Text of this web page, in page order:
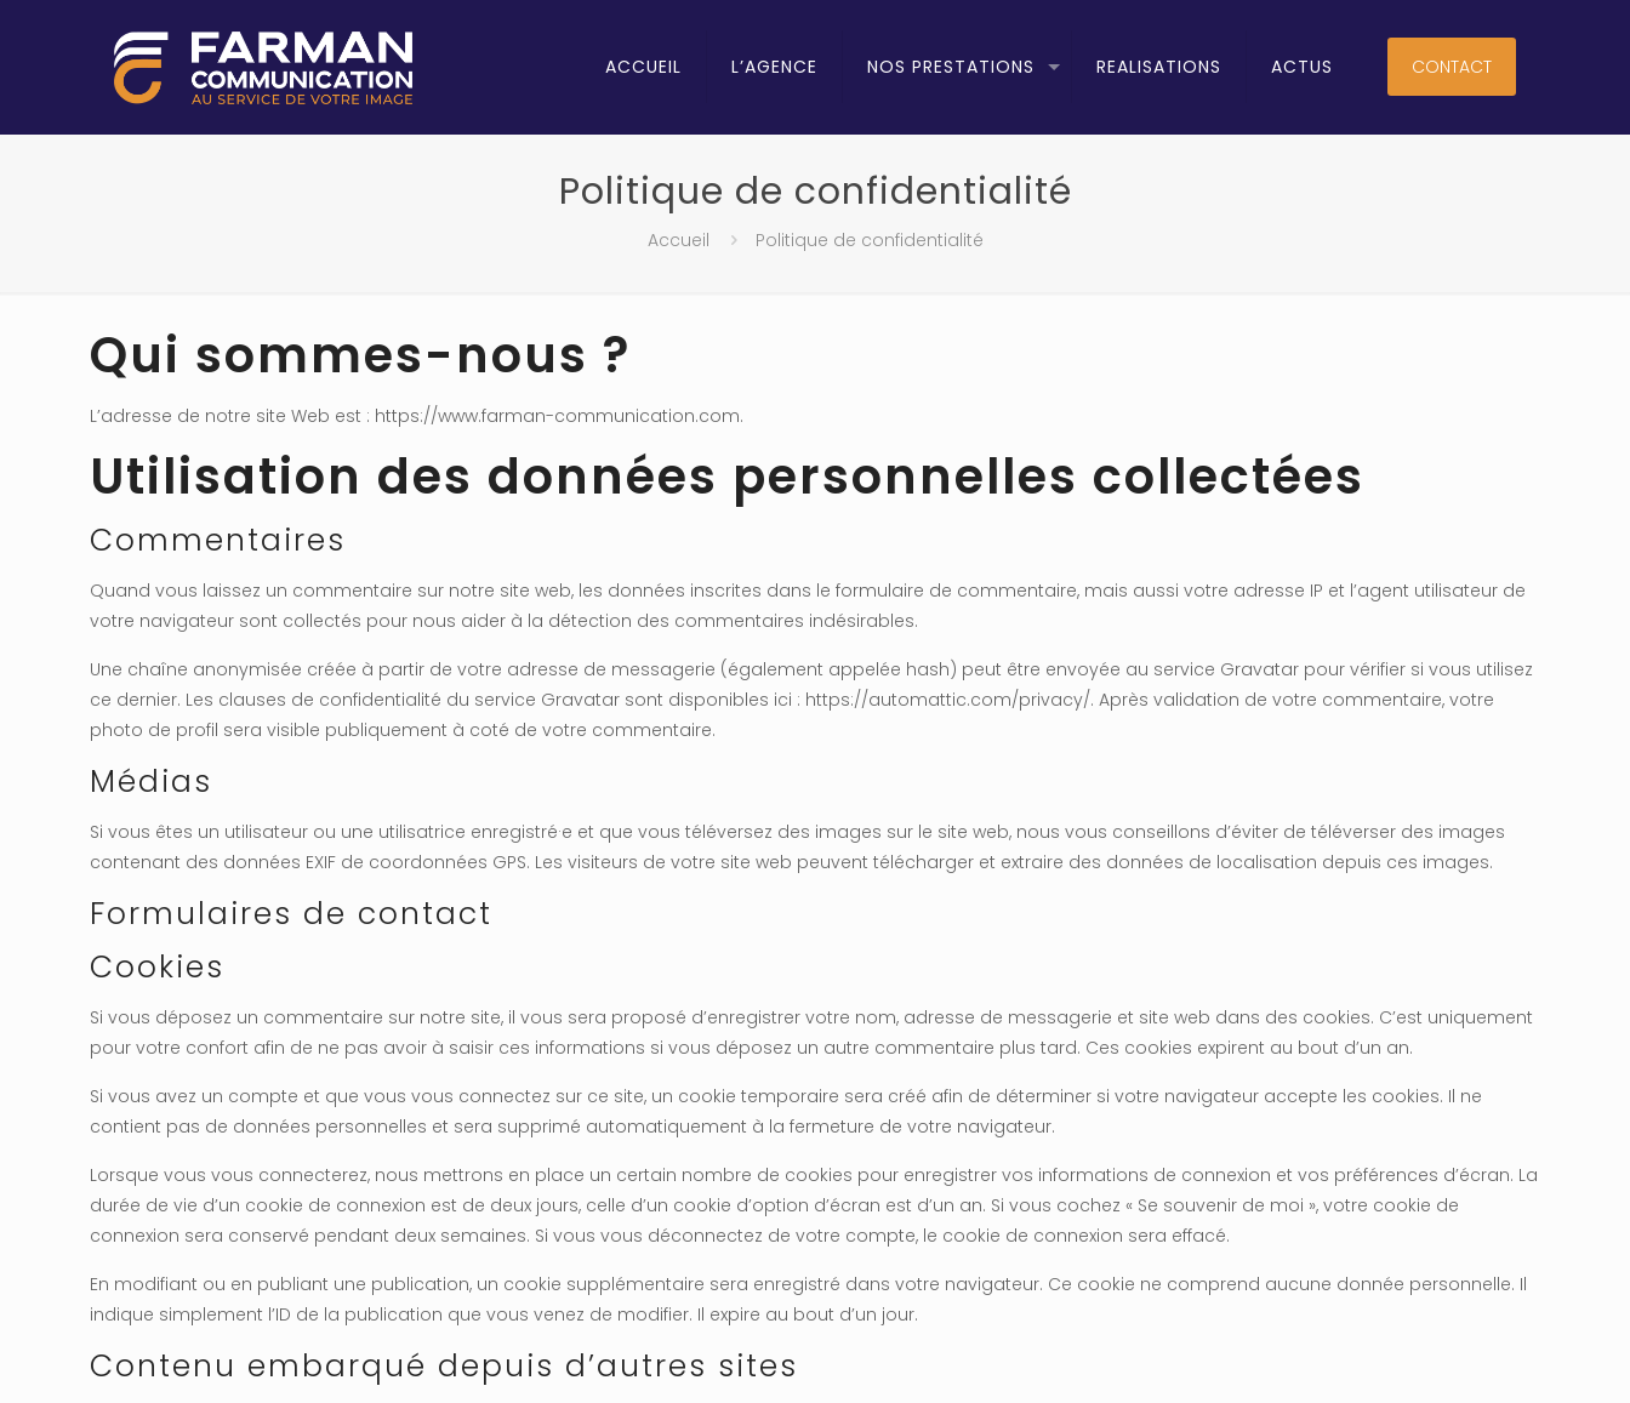
ACCUEIL L’AGENCE NOS PRESTATIONS REALISATIONS ACTUS CONTACT
Politique de confidentialité
Accueil Politique de confidentialité
Qui sommes-nous ?
L’adresse de notre site Web est : https://www.farman-communication.com.
Utilisation des données personnelles collectées
Commentaires
Quand vous laissez un commentaire sur notre site web, les données inscrites dans le formulaire de commentaire, mais aussi votre adresse IP et l’agent utilisateur de
votre navigateur sont collectés pour nous aider à la détection des commentaires indésirables.
Une chaîne anonymisée créée à partir de votre adresse de messagerie (également appelée hash) peut être envoyée au service Gravatar pour vérifier si vous utilisez
ce dernier. Les clauses de confidentialité du service Gravatar sont disponibles ici : https://automattic.com/privacy/. Après validation de votre commentaire, votre
photo de profil sera visible publiquement à coté de votre commentaire.
Médias
Si vous êtes un utilisateur ou une utilisatrice enregistré·e et que vous téléversez des images sur le site web, nous vous conseillons d’éviter de téléverser des images
contenant des données EXIF de coordonnées GPS. Les visiteurs de votre site web peuvent télécharger et extraire des données de localisation depuis ces images.
Formulaires de contact
Cookies
Si vous déposez un commentaire sur notre site, il vous sera proposé d’enregistrer votre nom, adresse de messagerie et site web dans des cookies. C’est uniquement
pour votre confort afin de ne pas avoir à saisir ces informations si vous déposez un autre commentaire plus tard. Ces cookies expirent au bout d’un an.
Si vous avez un compte et que vous vous connectez sur ce site, un cookie temporaire sera créé afin de déterminer si votre navigateur accepte les cookies. Il ne
contient pas de données personnelles et sera supprimé automatiquement à la fermeture de votre navigateur.
Lorsque vous vous connecterez, nous mettrons en place un certain nombre de cookies pour enregistrer vos informations de connexion et vos préférences d’écran. La
durée de vie d’un cookie de connexion est de deux jours, celle d’un cookie d’option d’écran est d’un an. Si vous cochez « Se souvenir de moi », votre cookie de
connexion sera conservé pendant deux semaines. Si vous vous déconnectez de votre compte, le cookie de connexion sera effacé.
En modifiant ou en publiant une publication, un cookie supplémentaire sera enregistré dans votre navigateur. Ce cookie ne comprend aucune donnée personnelle. Il
indique simplement l’ID de la publication que vous venez de modifier. Il expire au bout d’un jour.
Contenu embarqué depuis d’autres sites